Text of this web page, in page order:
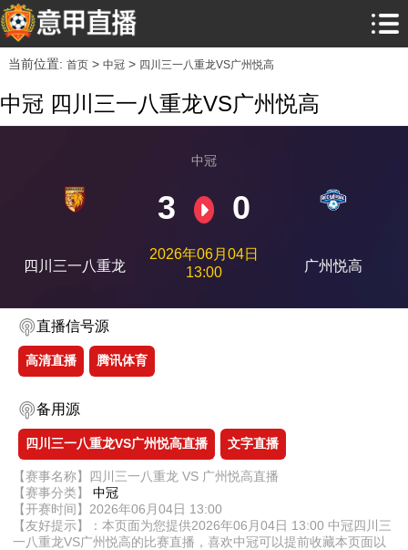
当前位置: 首页> 中冠> 四川三一八重龙VS广州悦高
中冠 四川三一八重龙VS广州悦高
四川三一八重龙
中冠
3 0
2026年06月04日
13:00
广州悦高
直播信号源
高清直播 腾讯体育
备用源
四川三一八重龙VS广州悦高直播 文字直播
【赛事名称】四川三一八重龙 VS 广州悦高直播
【赛事分类】 中冠
【开赛时间】2026年06月04日 13:00
【友好提示】：本页面为您提供2026年06月04日 13:00 中冠四川三
一八重龙VS广州悦高的比赛直播，喜欢中冠可以提前收藏本页面以